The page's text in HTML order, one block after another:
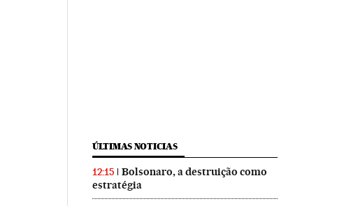
ÚLTIMAS NOTICIAS
12:15
Bolsonaro, a destruição como
estratégia